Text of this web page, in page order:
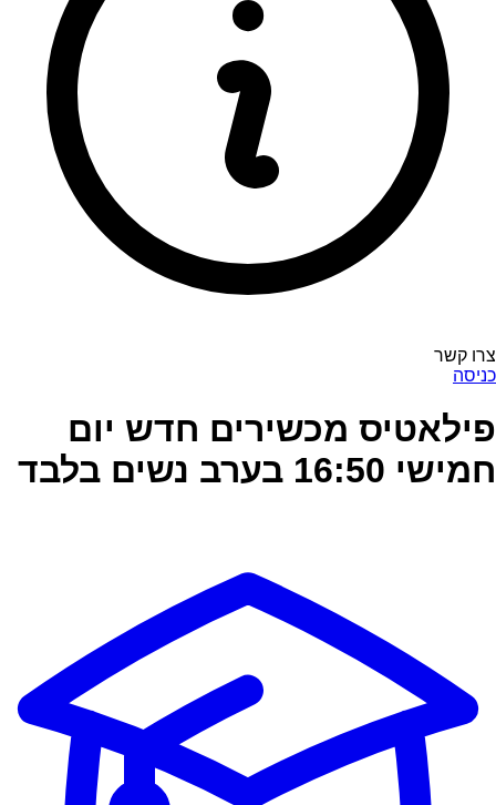
צרו קשר
כניסה
פילאטיס מכשירים חדש יום
חמישי 16:50 בערב נשים בלבד